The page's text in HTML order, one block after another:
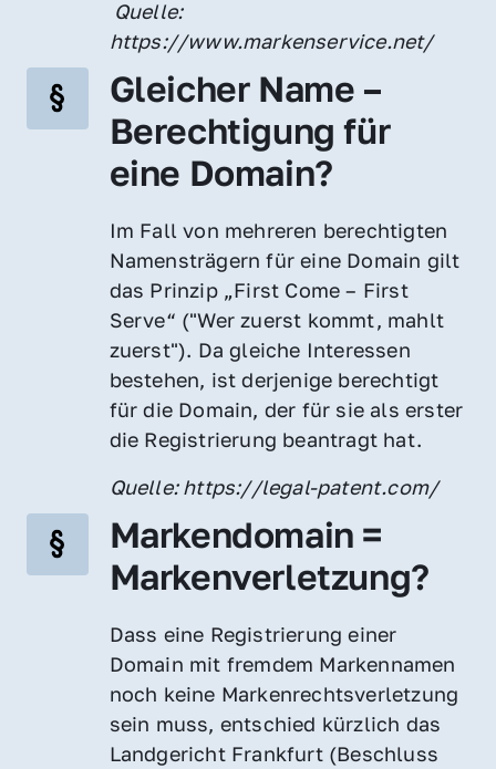
https://www.markenservice.net/
Gleicher Name –
Berechtigung für
eine Domain?
Im Fall von mehreren berechtigten
Namensträgern für eine Domain gilt
das Prinzip „First Come – First
Serve“ ("Wer zuerst kommt, mahlt
zuerst"). Da gleiche Interessen
bestehen, ist derjenige berechtigt
für die Domain, der für sie als erster
die Registrierung beantragt hat.
Quelle: https://legal-patent.com/
Markendomain =
Markenverletzung?
Dass eine Registrierung einer
Domain mit fremdem Markennamen
noch keine Markenrechtsverletzung
sein muss, entschied kürzlich das
Landgericht Frankfurt (Beschluss